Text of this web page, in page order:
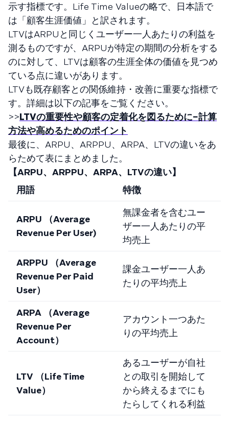
示す指標です。Life Time Valueの略で、日本語で
は「顧客生涯価値」と訳されます。
LTVはARPUと同じくユーザー一人あたりの利益を
測るものですが、ARPUが特定の期間の分析をする
のに対して、LTVは顧客の生涯全体の価値を見つめ
ている点に違いがあります。
LTVも既存顧客との関係維持・改善に重要な指標で
す。詳細は以下の記事をご覧ください。
>>LTVの重要性や顧客の定着化を図るために−計算
方法や高めるためのポイント
最後に、ARPU、ARPPU、ARPA、LTVの違いをあ
らためて表にまとめました。
【ARPU、ARPPU、ARPA、LTVの違い】
用語
特徴
ARPU （Average
Revenue Per User)
無課金者を含むユー
ザー一人あたりの平
均売上
ARPPU （Average
Revenue Per Paid
User）
課金ユーザー一人あ
たりの平均売上
ARPA （Average
Revenue Per
Account）
アカウント一つあた
りの平均売上
LTV （Life Time
Value）
あるユーザーが自社
との取引を開始して
から終えるまでにも
たらしてくれる利益